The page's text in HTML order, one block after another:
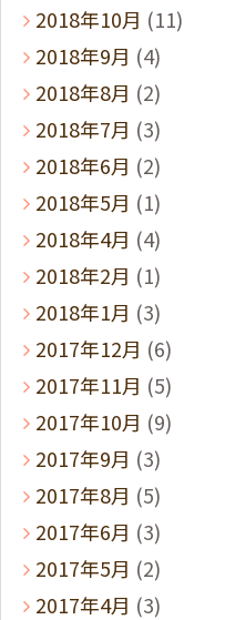
2018年10月 (11)
2018年9月 (4)
2018年8月 (2)
2018年7月 (3)
2018年6月 (2)
2018年5月 (1)
2018年4月 (4)
2018年2月 (1)
2018年1月 (3)
2017年12月 (6)
2017年11月 (5)
2017年10月 (9)
2017年9月 (3)
2017年8月 (5)
2017年6月 (3)
2017年5月 (2)
2017年4月 (3)